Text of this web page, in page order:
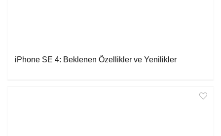
iPhone SE 4: Beklenen Özellikler ve Yenilikler